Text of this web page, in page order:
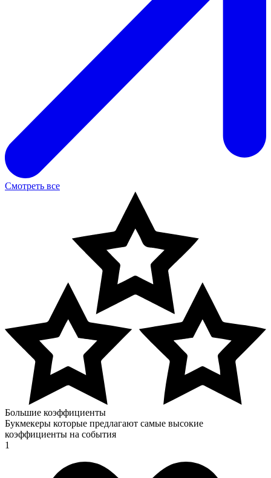
Смотреть все
Большие коэффициенты
Букмекеры которые предлагают самые высокие
коэффициенты на события
1